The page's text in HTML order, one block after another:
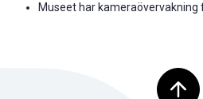
Museet har kameraövervakning